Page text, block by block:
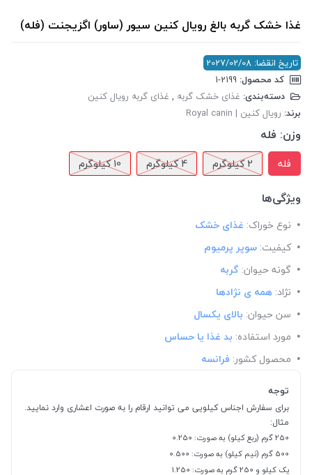
غذا خشک گربه بالغ رویال کنین سیور (ساور) اگزیجنت (فله)
تاریخ انقضا: 2027/02/08
کد محصول:
دسته‌بندی: غذای خشک گربه , غذای گربه رویال کنین
برند: رویال کنین | Royal canin
وزن: فله
فله 2 کیلوگرم 4 کیلوگرم 10 کیلوگرم
ویژگی‌ها
نوع خوراک: غذای خشک
کیفیت: سوپر پرمیوم
گونه حیوان: گربه
نژاد: همه ی نژادها
سن حیوان: بالای یکسال
مورد استفاده: بد غذا یا حساس
محصول کشور: فرانسه
توجه
برای سفارش اجناس کیلویی می توانید ارقام را به صورت اعشاری وارد نمایید.
مثال:
250 گرم (ربع کیلو) به صورت: 0.250
500 گرم (نیم کیلو) به صورت: 0.500
یک کیلو و 250 گرم به صورت: 1.250